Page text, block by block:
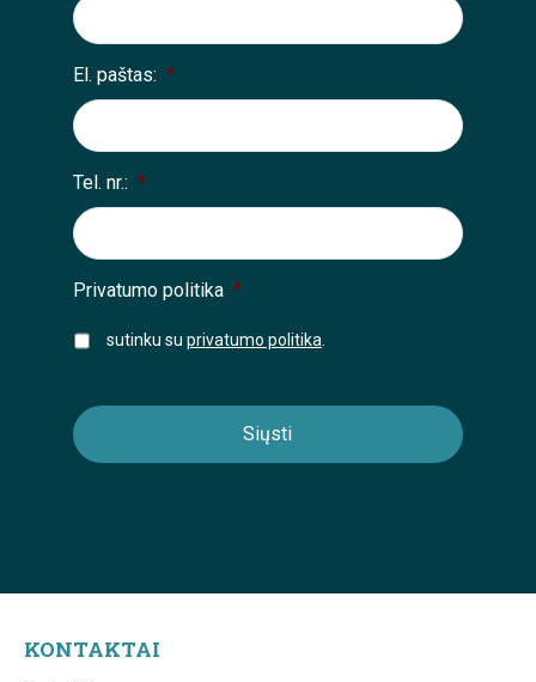
El. paštas: *
Tel. nr.: *
Privatumo politika *
sutinku su privatumo politika
KONTAKTAI